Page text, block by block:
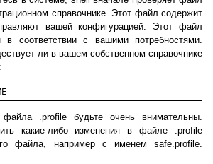
справочнике. Этот файл содержит
вашей конфигурацией. Этот файл
соответствии с вашими потребностями.
ли в вашем собственном справочнике
файла .profile будьте очень внимательны.
какие-либо изменения в файле .profile
файла, например с именем safe.profile.